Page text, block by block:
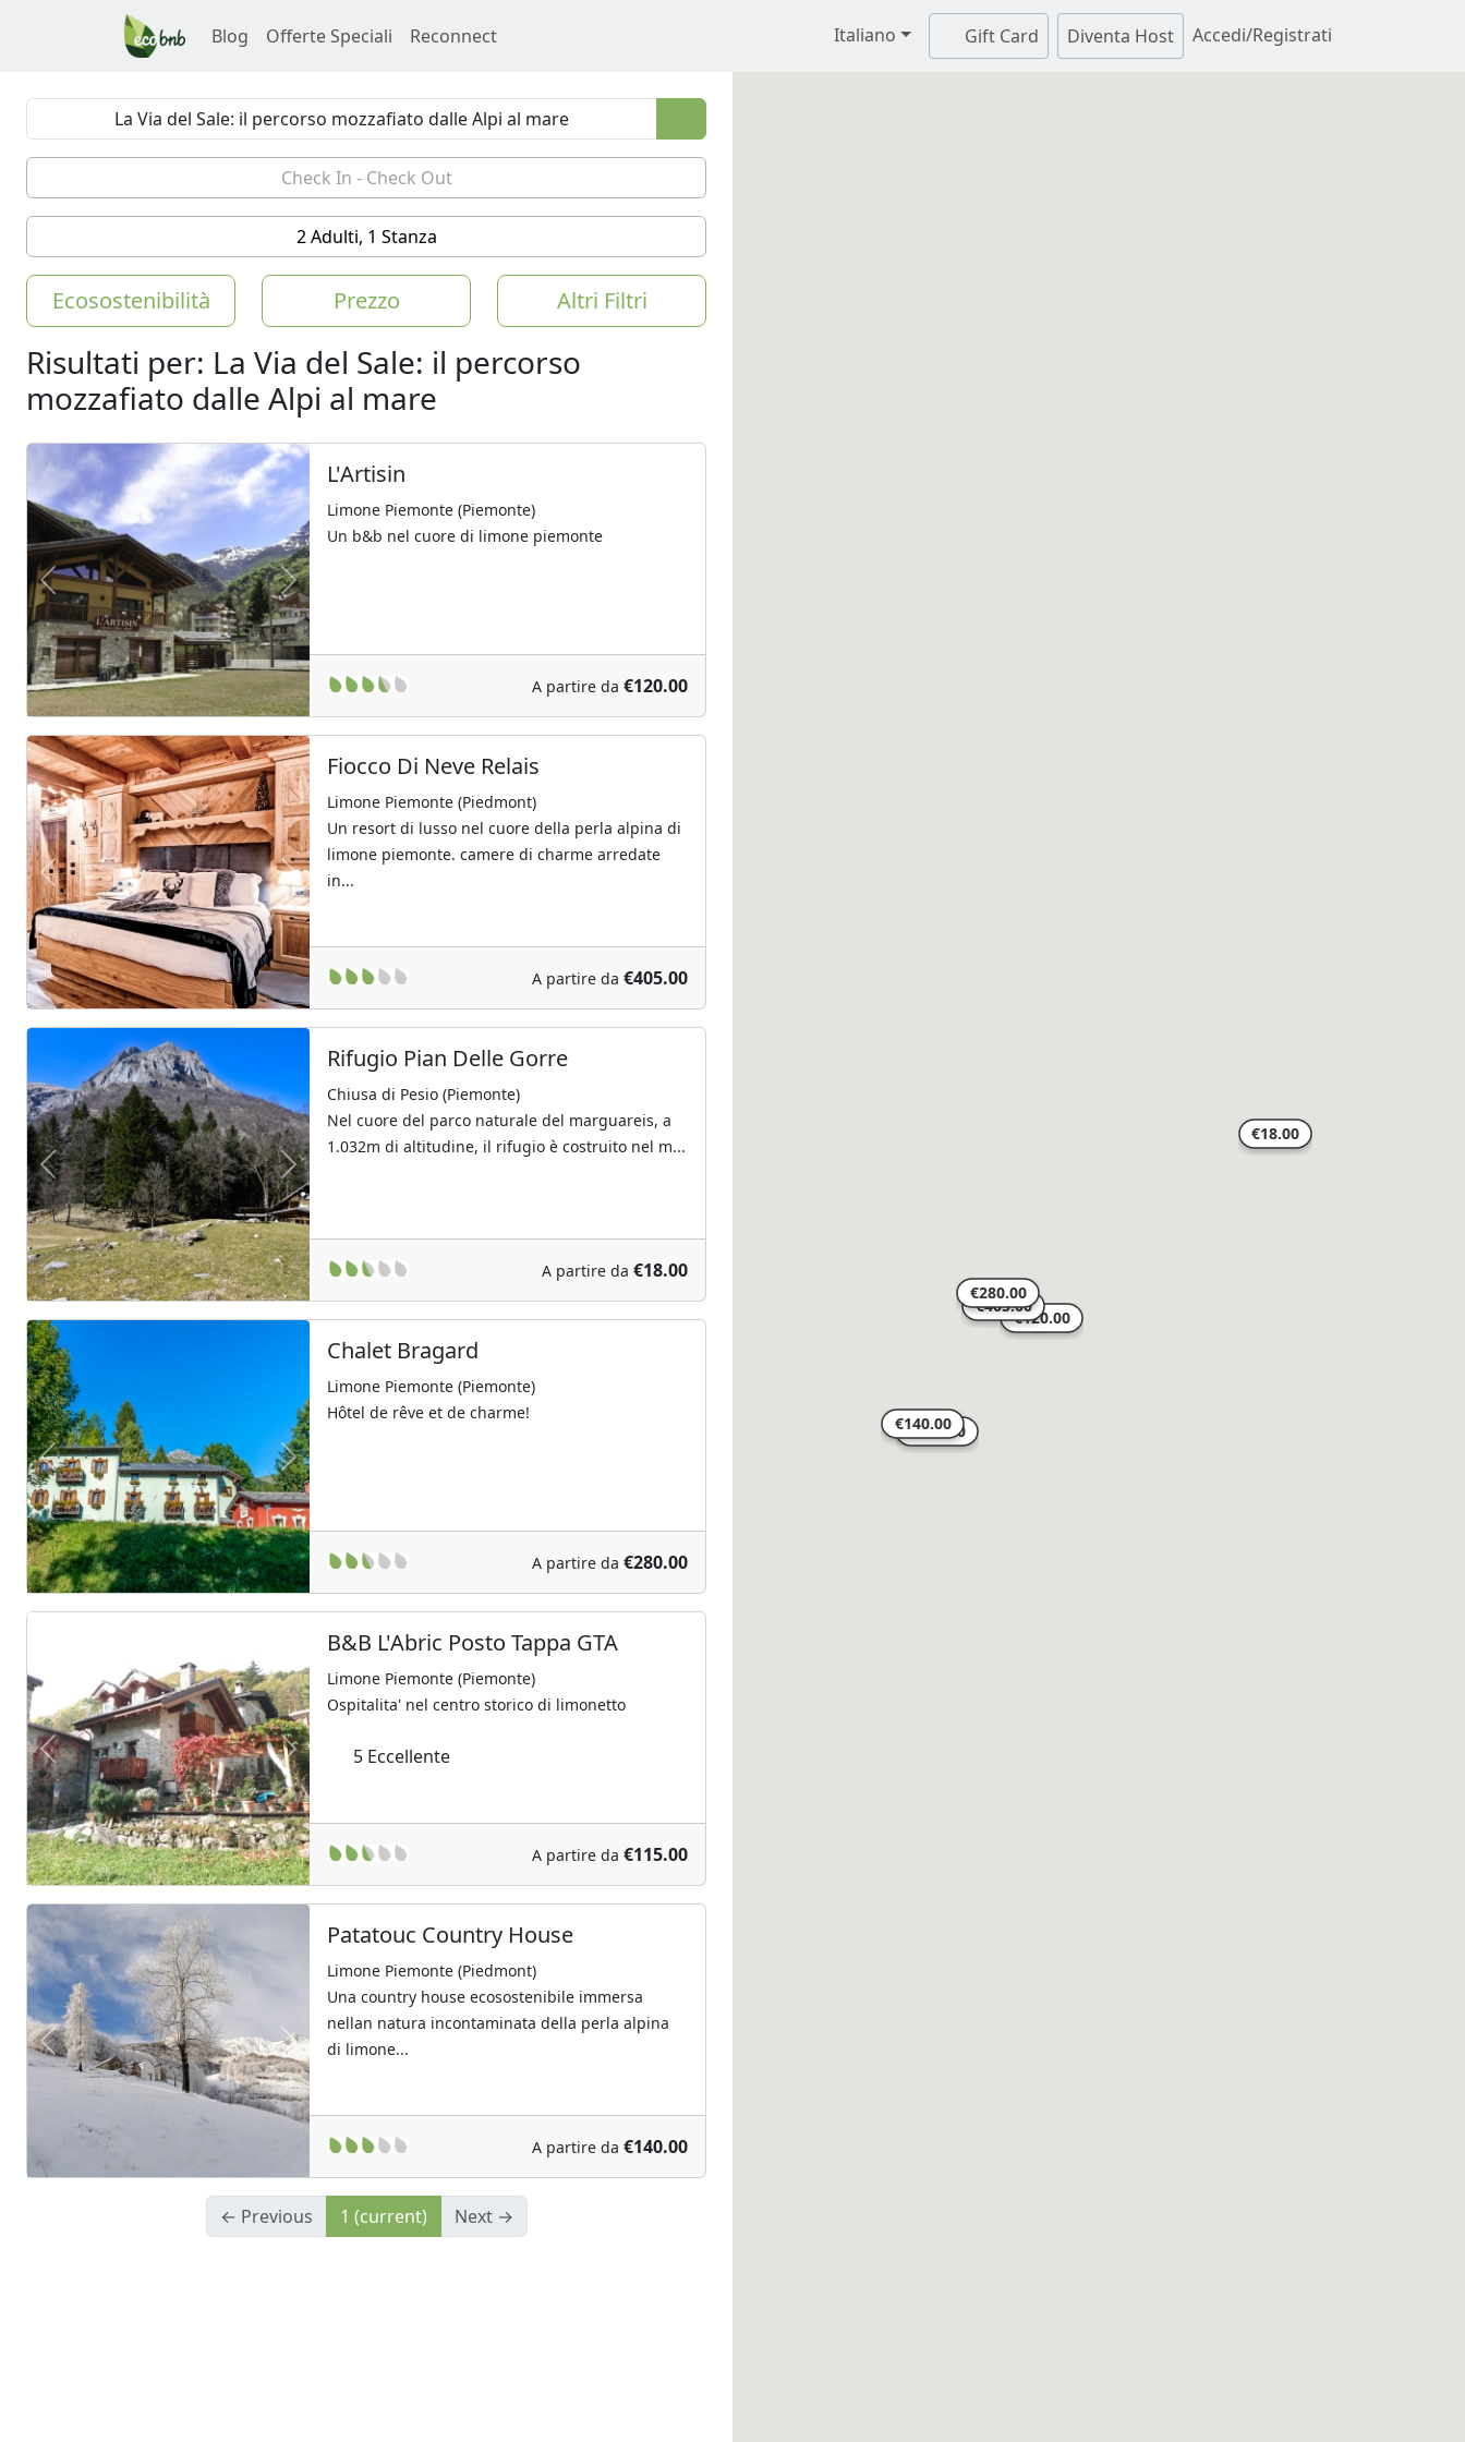
Blog Offerte Speciali Reconnect Italiano Gift Card Diventa Host Accedi/Registrati
2 Adulti, 1 Stanza
Ecosostenibilità Prezzo Altri Filtri
Risultati per: La Via del Sale: il percorso
mozzafiato dalle Alpi al mare
Previous Next
L'Artisin
Limone Piemonte (Piemonte)
Un b&b nel cuore di limone piemonte
A partire da €120.00
Previous Next
Fiocco Di Neve Relais
Limone Piemonte (Piedmont)
Un resort di lusso nel cuore della perla alpina di
limone piemonte. camere di charme arredate
in...
A partire da €405.00
Previous Next
Rifugio Pian Delle Gorre
Chiusa di Pesio (Piemonte)
Nel cuore del parco naturale del marguareis, a
1.032m di altitudine, il rifugio è costruito nel m...
A partire da €18.00
Previous Next
Chalet Bragard
Limone Piemonte (Piemonte)
Hôtel de rêve et de charme!
A partire da €280.00
Previous Next
B&B L'Abric Posto Tappa GTA
Limone Piemonte (Piemonte)
Ospitalita' nel centro storico di limonetto
5 Eccellente
A partire da €115.00
Previous Next
Patatouc Country House
Limone Piemonte (Piedmont)
Una country house ecosostenibile immersa
nellan natura incontaminata della perla alpina
di limone...
A partire da €140.00
← Previous 1 (current) Next →